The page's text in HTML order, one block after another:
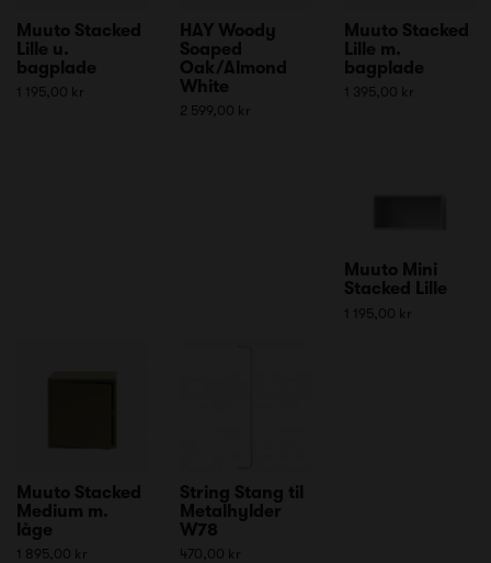
Muuto Stacked
Lille u.
bagplade
1 195,00 kr
HAY Woody
Soaped
Oak/Almond
White
2 599,00 kr
Muuto Stacked
Lille m.
bagplade
1 395,00 kr
Muuto Mini
Stacked Lille
1 195,00 kr
Muuto Stacked
Medium m.
låge
1 895,00 kr
String Stang til
Metalhylder
W78
470,00 kr